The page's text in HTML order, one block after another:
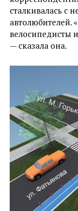
сталкивалась с
автолюбителей.
велосипедисты
— сказала она.